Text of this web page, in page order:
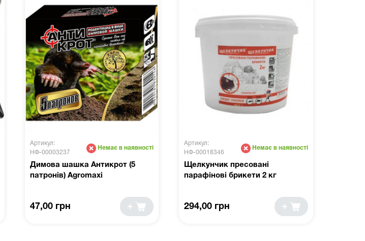
Артикул:
НФ-00003237
Немає в наявності
Димова шашка Антикрот (5
патронів) Agromaxi
47,00 грн
Артикул:
НФ-00018346
Немає в наявності
Щелкунчик пресовані
парафінові брикети 2 кг
294,00 грн